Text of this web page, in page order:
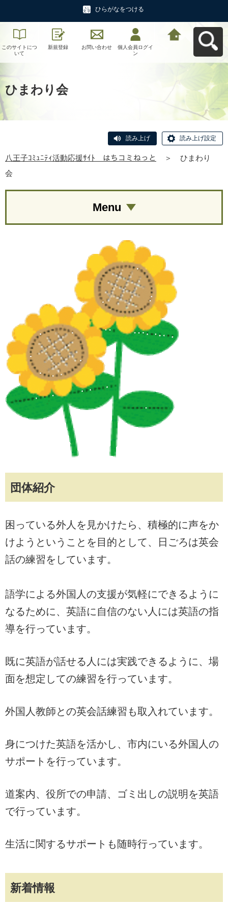
ひらがなをつける
このサイトにつ
いて
新規登録 お問い合わせ
個人会員ログイ
ン
ひまわり会
読み上げ 読み上げ設定
八王子ｺﾐｭﾆﾃｨ活動応援ｻｲﾄ はちコミねっと ＞
ひまわり
会
団体紹介
困っている外人を見かけたら、積極的に声をか
けようということを目的として、日ごろは英会
話の練習をしています。
語学による外国人の支援が気軽にできるように
なるために、英語に自信のない人には英語の指
導を行っています。
既に英語が話せる人には実践できるように、場
面を想定しての練習を行っています。
外国人教師との英会話練習も取入れています。
身につけた英語を活かし、市内にいる外国人の
サポートを行っています。
道案内、役所での申請、ゴミ出しの説明を英語
で行っています。
生活に関するサポートも随時行っています。
新着情報
Menu